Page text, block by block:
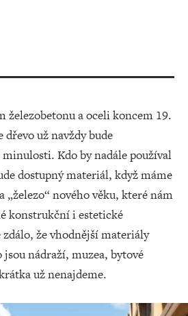
železobetonu a oceli koncem 19.
už navždy bude
Kdo by nadále používal
dostupný materiál, když máme
„železo“ nového věku, které nám
konstrukční i estetické
že vhodnější materiály
nádraží, muzea, bytové
už nenajdeme.